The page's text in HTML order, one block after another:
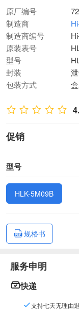
原厂编号
制造商
制造商编号
原装表号
型号
封装
包装方式
促销
型号
HLK-5M09B
规格书
服务申明
快递
支持七天无理由